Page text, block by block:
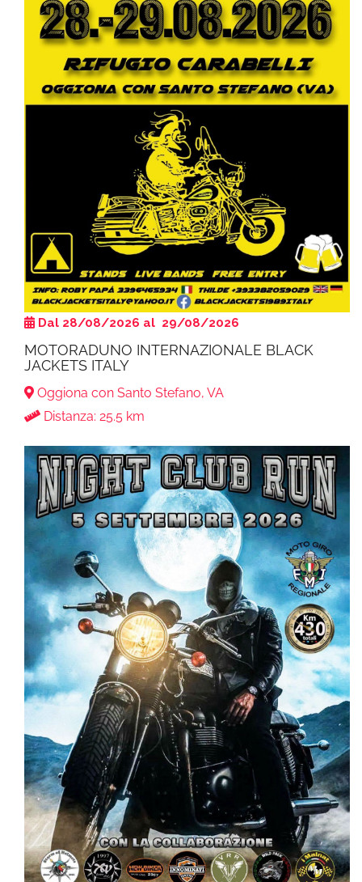
Dal 28/08/2026 al 29/08/2026
MOTORADUNO INTERNAZIONALE BLACK
JACKETS ITALY
Oggiona con Santo Stefano, VA
Distanza: 25.5 km